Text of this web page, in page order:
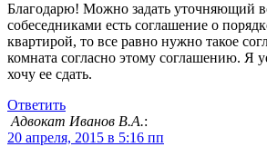
Благодарю! Можно задать уточняющий
собеседниками есть соглашение о
квартирой, то все равно нужно такое
комната согласно этому соглашению. Я
хочу ее сдать.
Ответить
Адвокат Иванов В.А.:
20 апреля, 2015 в 5:16 пп